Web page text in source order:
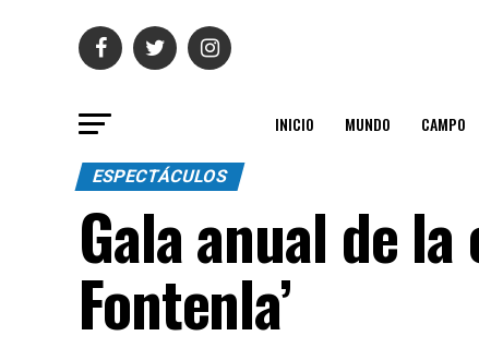
INICIO MUNDO CAMPO
ESPECTÁCULOS
Gala anual de la
Fontenla’